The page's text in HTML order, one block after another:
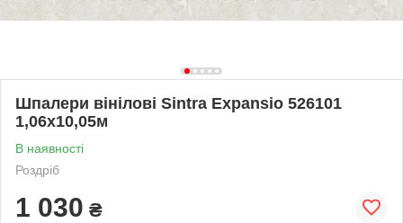
Шпалери вінілові Sintra Expansio 526101
1,06х10,05м
В наявності
Роздріб
1 030 ₴